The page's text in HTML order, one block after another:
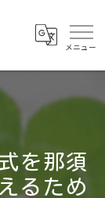
を那須
るため